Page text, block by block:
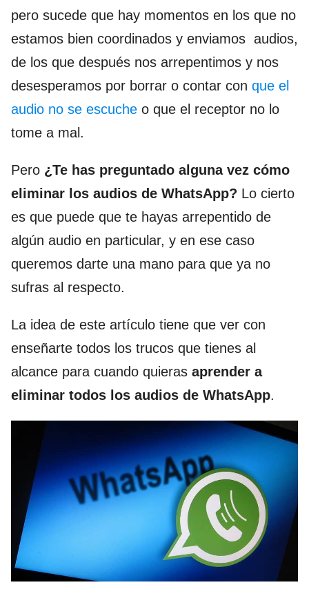
pero sucede que hay momentos en los que no
estamos bien coordinados y enviamos audios,
de los que después nos arrepentimos y nos
desesperamos por borrar o contar con que el
audio no se escuche o que el receptor no lo
tome a mal.
Pero ¿Te has preguntado alguna vez cómo
eliminar los audios de WhatsApp? Lo cierto
es que puede que te hayas arrepentido de
algún audio en particular, y en ese caso
queremos darte una mano para que ya no
sufras al respecto.
La idea de este artículo tiene que ver con
enseñarte todos los trucos que tienes al
alcance para cuando quieras aprender a
eliminar todos los audios de WhatsApp.